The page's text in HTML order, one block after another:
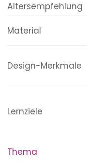
Altersempfehlung
Material
Design-Merkmale
Lernziele
Thema